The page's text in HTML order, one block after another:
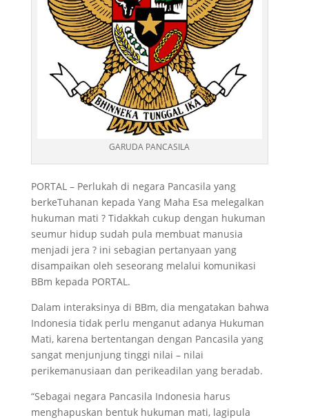
GARUDA PANCASILA
PORTAL – Perlukah di negara Pancasila yang
berkeTuhanan kepada Yang Maha Esa melegalkan
hukuman mati ? Tidakkah cukup dengan hukuman
seumur hidup sudah pula membuat manusia
menjadi jera ? ini sebagian pertanyaan yang
disampaikan oleh seseorang melalui komunikasi
BBm kepada PORTAL.
Dalam interaksinya di BBm, dia mengatakan bahwa
Indonesia tidak perlu menganut adanya Hukuman
Mati, karena bertentangan dengan Pancasila yang
sangat menjunjung tinggi nilai – nilai
perikemanusiaan dan perikeadilan yang beradab.
“Sebagai negara Pancasila Indonesia harus
menghapuskan bentuk hukuman mati, lagipula